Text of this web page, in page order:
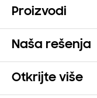
Proizvodi
Naša rešenja
Otkrijte više